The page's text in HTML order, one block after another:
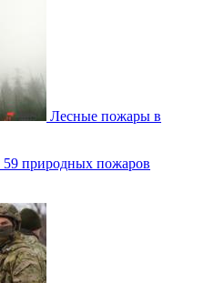
Лесные пожары в
59 природных пожаров